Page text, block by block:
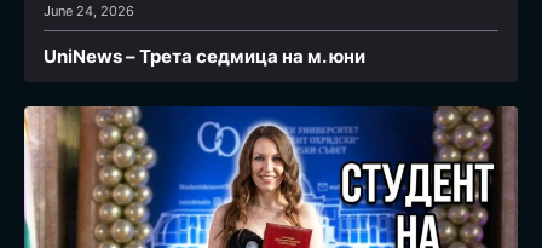
June 24, 2026
UniNews – Трета седмица на м. юни